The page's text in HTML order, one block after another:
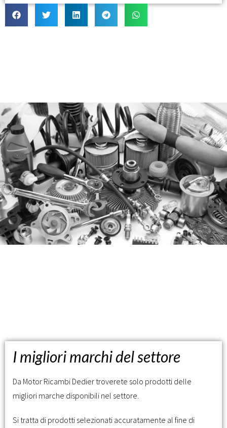
I migliori marchi del settore
Da Motor Ricambi Dedier troverete solo prodotti delle
migliori marche disponibili nel settore.
Si tratta di prodotti selezionati accuratamente al fine di